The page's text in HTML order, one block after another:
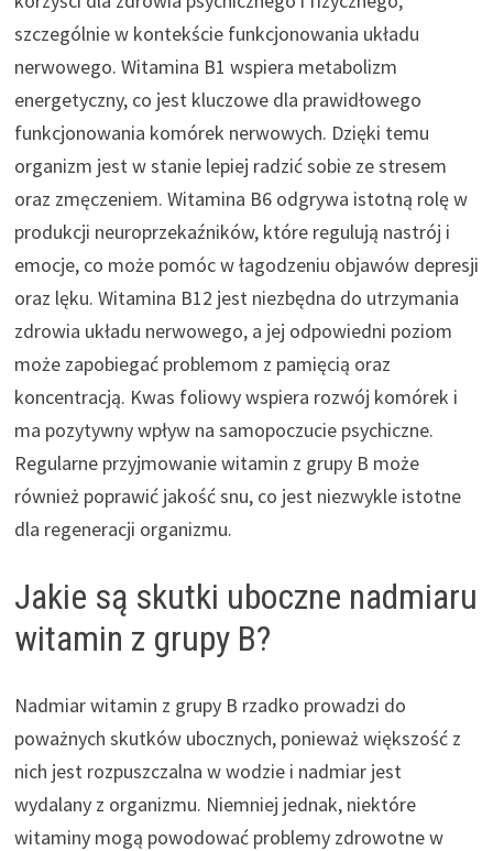
szczególnie w kontekście funkcjonowania układu
nerwowego. Witamina B1 wspiera metabolizm
energetyczny, co jest kluczowe dla prawidłowego
funkcjonowania komórek nerwowych. Dzięki temu
organizm jest w stanie lepiej radzić sobie ze stresem
oraz zmęczeniem. Witamina B6 odgrywa istotną rolę w
produkcji neuroprzekaźników, które regulują nastrój i
emocje, co może pomóc w łagodzeniu objawów depresji
oraz lęku. Witamina B12 jest niezbędna do utrzymania
zdrowia układu nerwowego, a jej odpowiedni poziom
może zapobiegać problemom z pamięcią oraz
koncentracją. Kwas foliowy wspiera rozwój komórek i
ma pozytywny wpływ na samopoczucie psychiczne.
Regularne przyjmowanie witamin z grupy B może
również poprawić jakość snu, co jest niezwykle istotne
dla regeneracji organizmu.
Jakie są skutki uboczne nadmiaru
witamin z grupy B?
Nadmiar witamin z grupy B rzadko prowadzi do
poważnych skutków ubocznych, ponieważ większość z
nich jest rozpuszczalna w wodzie i nadmiar jest
wydalany z organizmu. Niemniej jednak, niektóre
witaminy mogą powodować problemy zdrowotne w